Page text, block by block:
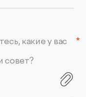
какие у вас
совет?